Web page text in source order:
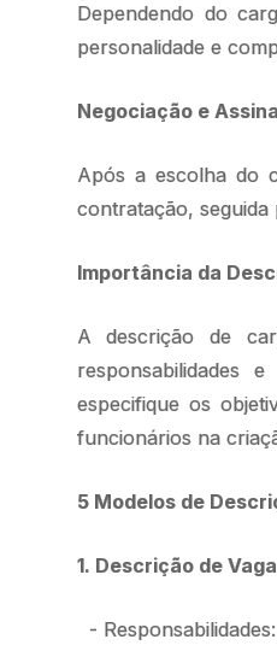
Dependendo do
personalidade e
Negociação e
Após a escolha do
contratação,
Importância da
A descrição de
responsabilidades
especifique os
funcionários na
5 Modelos de
1. Descrição de
-